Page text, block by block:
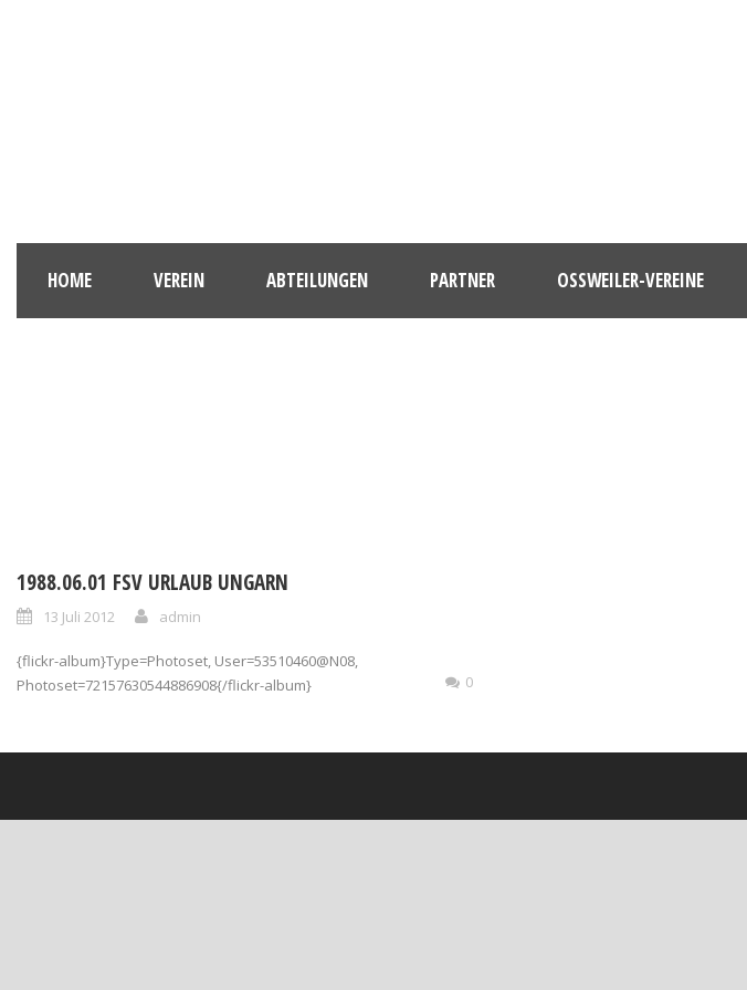
HOME VEREIN ABTEILUNGEN PARTNER OSSWEILER-VEREINE
1988.06.01 FSV URLAUB UNGARN
13 Juli 2012 admin
{flickr-album}Type=Photoset, User=53510460@N08,
Photoset=72157630544886908{/flickr-album}
0